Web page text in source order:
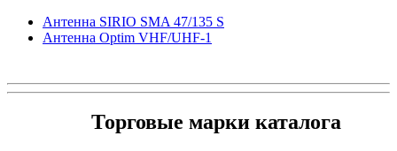
Антенна SIRIO SMA 47/135 S
Антенна Optim VHF/UHF-1
Торговые марки каталога